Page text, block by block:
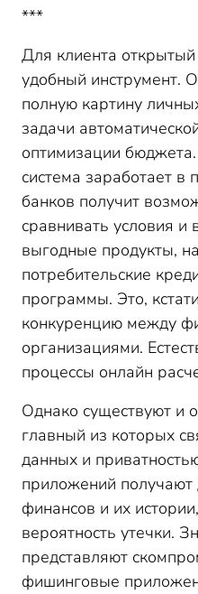
***
Для клиента
удобный инструмент.
полную картину
задачи
оптимизации
система заработает в
банков получит
сравнивать условия и
выгодные продукты,
потребительские
программы. Это,
конкуренцию между
организациями.
процессы онлайн
Однако существуют и
главный из которых
данных и
приложений получают
финансов и их
вероятность утечки.
представляют
фишинговые